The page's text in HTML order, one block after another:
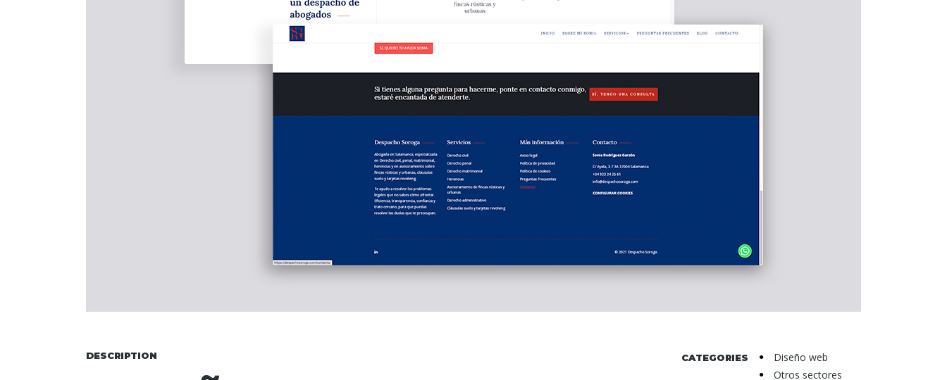
DESCRIPTION CATEGORIES
Diseño web
Otros sectores